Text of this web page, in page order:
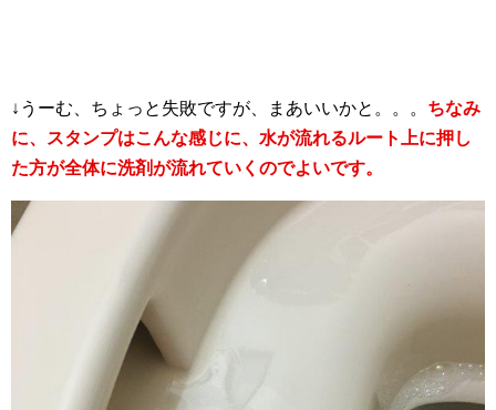
↓うーむ、ちょっと失敗ですが、まあいいかと。。。 ちなみ
に、スタンプはこんな感じに、水が流れるルート上に押し
た方が全体に洗剤が流れていくのでよいです。